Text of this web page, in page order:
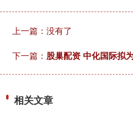
上一篇：没有了
下一篇： 股巢配资 中化国际拟
相关文章